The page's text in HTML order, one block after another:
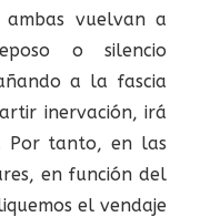
ambas vuelvan a
o silencio
a la fascia
inervación, irá
Por tanto, en las
en función del
el vendaje